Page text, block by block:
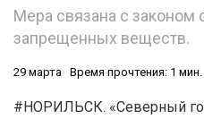
Мера связана с законом
запрещенных веществ.
29 марта Время прочтения: 1 мин.
#НОРИЛЬСК. «Северный